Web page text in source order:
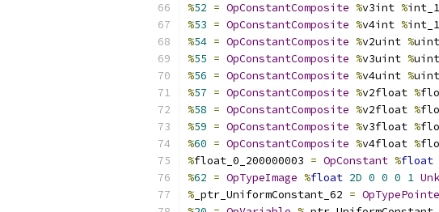
%52 = OpConstantComposite %v3int %int_1
%53 = OpConstantComposite %v4int %int_1
%54 = OpConstantComposite %v2uint %
%55 = OpConstantComposite %v3uint %
%56 = OpConstantComposite %v4uint %
%57 = OpConstantComposite %v2float %
%58 = OpConstantComposite %v2float %
%59 = OpConstantComposite %v3float %
%60 = OpConstantComposite %v4float %
%float_0_200000003 = OpConstant %float
%62 = OpTypeImage %float 2D 0 0 0 1
% _ptr_UniformConstant_62 =